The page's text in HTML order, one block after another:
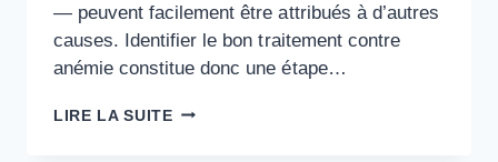
— peuvent facilement être attribués à d’autres
causes. Identifier le bon traitement contre
anémie constitue donc une étape…
LIRE LA SUITE TRAITEMENT